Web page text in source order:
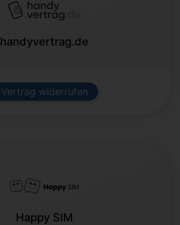
handyvertrag.de
Vertrag widerrufen
Happy SIM